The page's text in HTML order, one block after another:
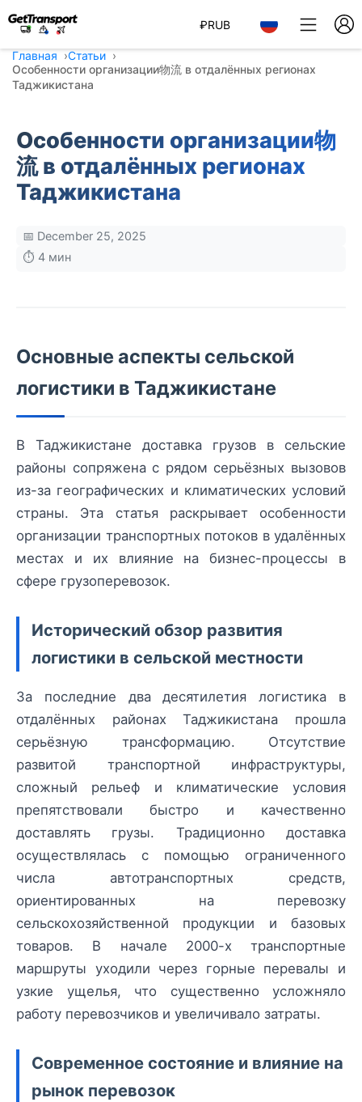
₽RUB
Главная
Статьи
Особенности организации物流 в отдалённых регионах
Таджикистана
Особенности организации物
流 в отдалённых регионах
Таджикистана
📅 December 25, 2025
⏱️ 4 мин
Основные аспекты сельской
логистики в Таджикистане
В Таджикистане доставка грузов в сельские
районы сопряжена с рядом серьёзных вызовов
из-за географических и климатических условий
страны. Эта статья раскрывает особенности
организации транспортных потоков в удалённых
местах и их влияние на бизнес-процессы в
сфере грузоперевозок.
Исторический обзор развития
логистики в сельской местности
За последние два десятилетия логистика в
отдалённых районах Таджикистана прошла
серьёзную трансформацию. Отсутствие
развитой транспортной инфраструктуры,
сложный рельеф и климатические условия
препятствовали быстро и качественно
доставлять грузы. Традиционно доставка
осуществлялась с помощью ограниченного
числа автотранспортных средств,
ориентированных на перевозку
сельскохозяйственной продукции и базовых
товаров. В начале 2000-х транспортные
маршруты уходили через горные перевалы и
узкие ущелья, что существенно усложняло
работу перевозчиков и увеличивало затраты.
Современное состояние и влияние на
рынок перевозок